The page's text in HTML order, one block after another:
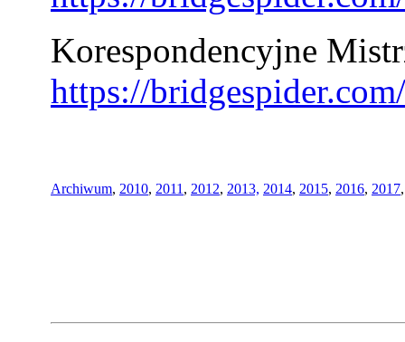
Korespondencyjne
https://
Archiwum, 2010, 2011 , 2012, 2013, 2014, 2015, 2016, 2017